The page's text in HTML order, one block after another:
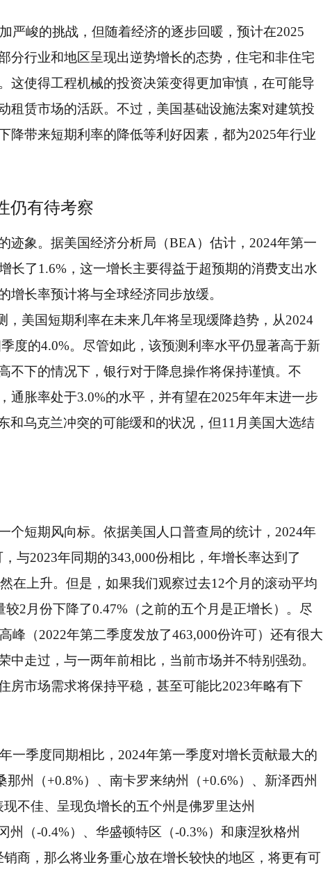
严峻的挑战，但随着经济的逐步回暖，预计在2025
分行业和地区呈现出逆势增长的态势，住宅和非住宅
这使得工程机械的投资决策变得更加审慎，在可能导
租赁市场的活跃。不过，美国基础设施法案对建筑投
降带来短期利率的降低等利好因素，都为2025年行业
仍有待考察
迹象。据美国经济分析局（BEA）估计，2024年第一
长了1.6%，这一增长主要得益于超预期的消费支出水
长率预计将与全球经济同步放缓。
美国短期利率在未来几年将呈现缓降趋势，从2024
度的4.0%。尽管如此，该预测利率水平仍显著高于新
不下的情况下，银行对于降息操作将保持谨慎。不
通胀率处于3.0%的水平，并有望在2025年年末进一步
和乌克兰冲突的可能缓和的状况，但11月美国大选结
个短期风向标。依据美国人口普查局的统计，2024年
与2023年同期的343,000份相比，年增长率达到了
在上升。但是，如果我们观察过去12个月的滚动平均
2月份下降了0.47%（之前的五个月是正增长）。尽
峰（2022年第二季度发放了463,000份许可）还有很大
走过，与一两年前相比，当前市场并不特别强劲。
房市场需求将保持平稳，甚至可能比2023年略有下
一季度同期相比，2024年第一季度对增长贡献最大的
州（+0.8%）、南卡罗来纳州（+0.6%）、新泽西州
不佳、呈现负增长的五个州是佛罗里达州
州（-0.4%）、华盛顿特区（-0.3%）和康涅狄格州
销商，那么将业务重心放在增长较快的地区，将更有可